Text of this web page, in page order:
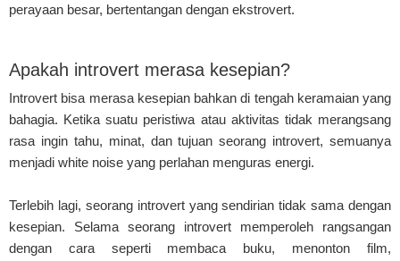
perayaan besar, bertentangan dengan ekstrovert.
Apakah introvert merasa kesepian?
Introvert bisa merasa kesepian bahkan di tengah keramaian yang
bahagia. Ketika suatu peristiwa atau aktivitas tidak merangsang
rasa ingin tahu, minat, dan tujuan seorang introvert, semuanya
menjadi white noise yang perlahan menguras energi.
Terlebih lagi, seorang introvert yang sendirian tidak sama dengan
kesepian. Selama seorang introvert memperoleh rangsangan
dengan cara seperti membaca buku, menonton film,